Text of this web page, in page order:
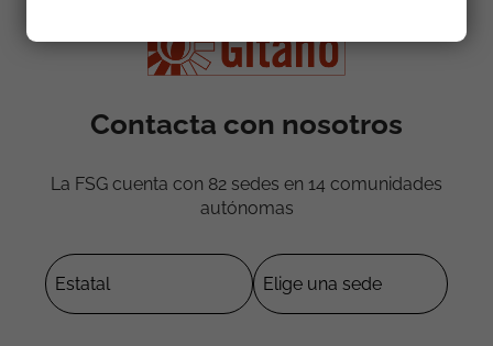
Contacta con nosotros
La FSG cuenta con 82 sedes en 14 comunidades
autónomas